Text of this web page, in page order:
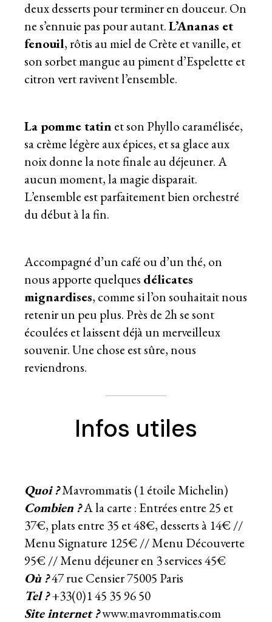
deux desserts pour terminer en douceur. On
ne s’ennuie pas pour autant.L’Ananas et
fenouil, rôtis au miel de Crète et vanille, et
son sorbet mangue au piment d’Espelette et
citron vert ravivent l’ensemble.
La pomme tatin et son Phyllo caramélisée,
sa crème légère aux épices, et sa glace aux
noix donne la note finale au déjeuner. A
aucun moment, la magie disparait.
L’ensemble est parfaitement bien orchestré
du début à la fin.
Accompagné d’un café ou d’un thé, on
nous apporte quelques délicates
mignardises, comme si l’on souhaitait nous
retenir un peu plus. Près de 2h se sont
écoulées et laissent déjà un merveilleux
souvenir. Une chose est sûre, nous
reviendrons.
Infos utiles
Quoi ?Mavrommatis (1 étoile Michelin)
Combien ?A la carte : Entrées entre 25 et
37€, plats entre 35 et 48€, desserts à 14€ //
Menu Signature 125€ // Menu Découverte
95€ // Menu déjeuner en 3 services 45€
Où ?47 rue Censier 75005 Paris
Tel ?+33(0)1 45 35 96 50
Site internet ?www.mavrommatis.com